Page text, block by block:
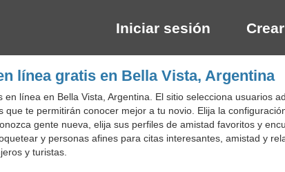
Iniciar sesión
línea gratis en Bella Vista, Argentina
línea en Bella Vista, Argentina. El sitio selecciona usuarios
te permitirán conocer mejor a tu novio. Elija la
gente nueva, elija sus perfiles de amistad favoritos y
y personas afines para citas interesantes, amistad y
y turistas.